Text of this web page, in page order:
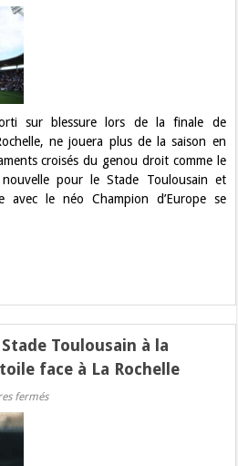
sur blessure lors de la finale de
ne jouera plus de la saison en
croisés du genou droit comme le
pour le Stade Toulousain et
avec le néo Champion d’Europe se
Toulousain à la
face à La Rochelle
ferméssur